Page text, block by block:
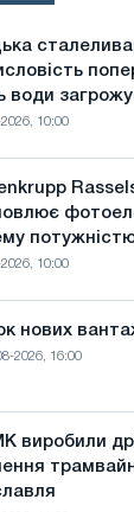
води
10:00
10:00
нових
2026, 16:00
виробили